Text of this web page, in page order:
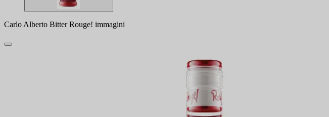
Carlo Alberto Bitter Rouge! immagini